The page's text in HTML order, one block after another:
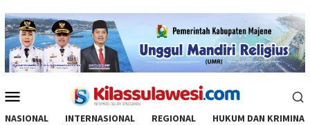
Mobile
NASIONAL INTERNASIONAL REGIONAL HUKUM DAN KRIMINAL